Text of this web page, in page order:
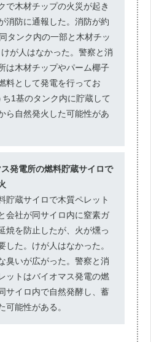
で木材チップの火災が起き
消防に通報した。消防が約
タンク内の一部と木材チッ
が人はなかった。警察と消
は木材チップやパーム椰子
料として発電を行ってお
1基のタンク内に貯蔵して
ら自然発火した可能性があ
発電所の燃料貯蔵サイロで
貯蔵サイロで木質ペレット
会社が同サイロ内に窒素ガ
焼を防止したが、火が燻っ
した。けが人はなかった。
臭いが広がった。警察と消
ットはバイオマス発電の燃
サイロ内で自然発酵し、蓄
可能性がある。